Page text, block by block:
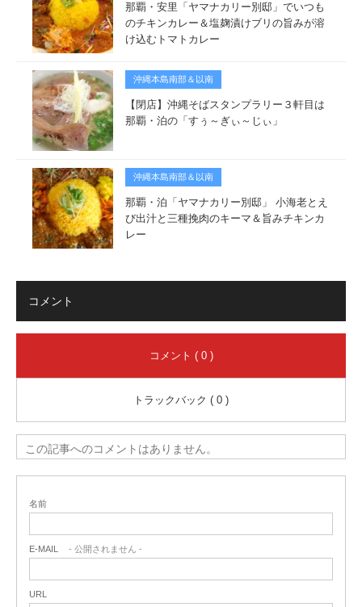
那覇・安里「ヤマナカリー別邸」でいつも
のチキンカレー＆塩麹漬けブリの旨みが溶
け込むトマトカレー
沖縄本島南部＆以南
【閉店】沖縄そばスタンプラリー３軒目は
那覇・泊の「すぅ～ぎぃ～じぃ」
沖縄本島南部＆以南
那覇・泊「ヤマナカリー別邸」 小海老とえ
び出汁と三種挽肉のキーマ＆旨みチキンカ
レー
コメント
コメント ( 0 )
トラックバック ( 0 )
この記事へのコメントはありません。
名前
E-MAIL - 公開されません -
URL